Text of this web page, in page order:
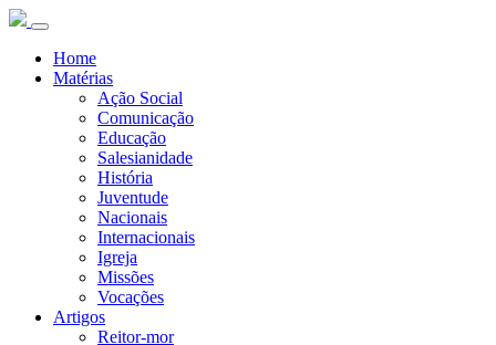
Home
Matérias
Ação Social
Comunicação
Educação
Salesianidade
História
Juventude
Nacionais
Internacionais
Igreja
Missões
Vocações
Artigos
Reitor-mor